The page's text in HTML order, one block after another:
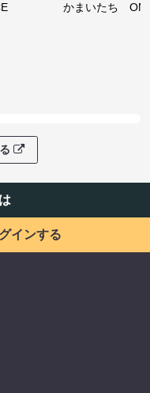
かまいたち
インする